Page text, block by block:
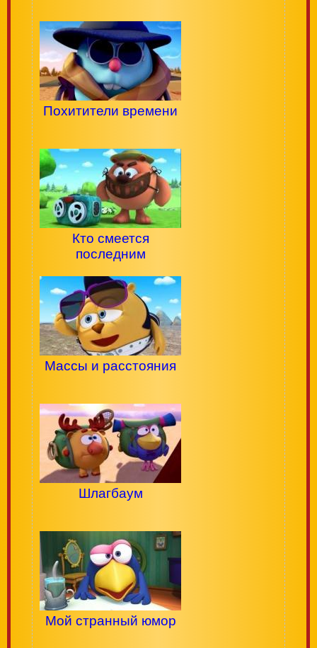
Похитители времени
Кто смеется
последним
Массы и расстояния
Шлагбаум
Мой странный юмор